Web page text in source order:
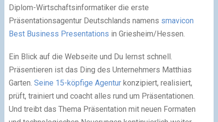
Diplom-Wirtschaftsinformatiker die erste
Präsentationsagentur Deutschlands namens smavicon
Best Business Presentations in Griesheim/Hessen.
Ein Blick auf die Webseite und Du lernst schnell.
Präsentieren ist das Ding des Unternehmers Matthias
Garten. Seine 15-köpfige Agenturkonzipiert, realisiert,
prüft, trainiert und coacht alles rund um Präsentationen.
Und treibt das Thema Präsentation mit neuen Formaten